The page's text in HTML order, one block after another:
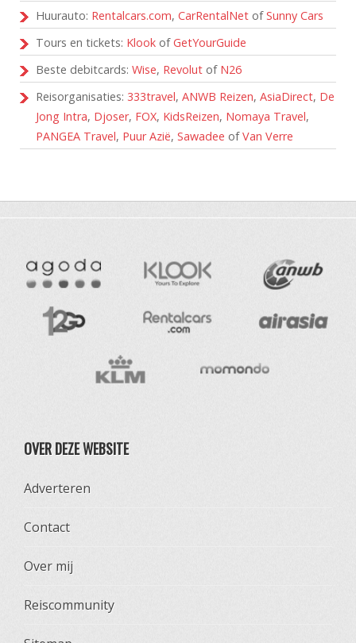
Huurauto: Rentalcars.com, CarRentalNet ofSunny Cars
Tours en tickets: Klook ofGetYourGuide
Beste debitcards: Wise, Revolut of N26
Reisorganisaties: 333travel, ANWB Reizen, AsiaDirect, De
Jong Intra, Djoser, FOX, KidsReizen, Nomaya Travel,
PANGEA Travel, Puur Azië, Sawadee ofVan Verre
OVER DEZE WEBSITE
Adverteren
Contact
Over mij
Reiscommunity